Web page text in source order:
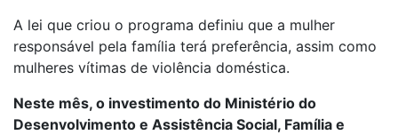
A lei que criou o programa definiu que a mulher
responsável pela família terá preferência, assim como
mulheres vítimas de violência doméstica.
Neste mês, o investimento do Ministério do
Desenvolvimento e Assistência Social, Família e